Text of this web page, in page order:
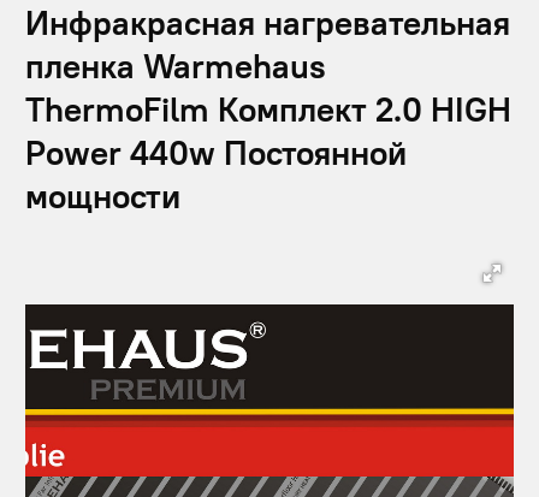
Инфракрасная нагревательная
пленка Warmehaus
ThermoFilm Комплект 2.0 HIGH
Power 440w Постоянной
мощности